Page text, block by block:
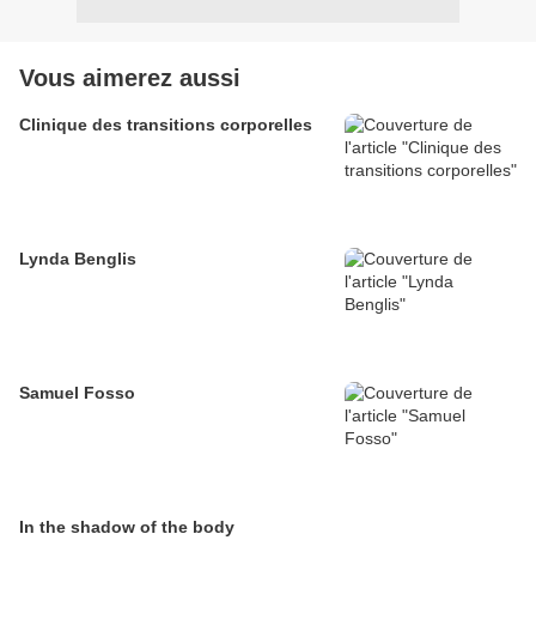
Vous aimerez aussi
Clinique des transitions corporelles
Lynda Benglis
Samuel Fosso
In the shadow of the body